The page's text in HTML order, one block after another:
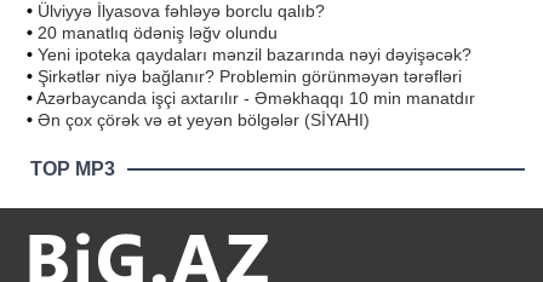
• Ülviyyə İlyasova fəhləyə borclu qalıb?
• 20 manatlıq ödəniş ləğv olundu
• Yeni ipoteka qaydaları mənzil bazarında nəyi dəyişəcək?
• Şirkətlər niyə bağlanır? Problemin görünməyən tərəfləri
•Azərbaycanda işçi axtarılır - Əməkhaqqı 10 min manatdır
• Ən çox çörək və ət yeyən bölgələr (SİYAHI)
TOP MP3